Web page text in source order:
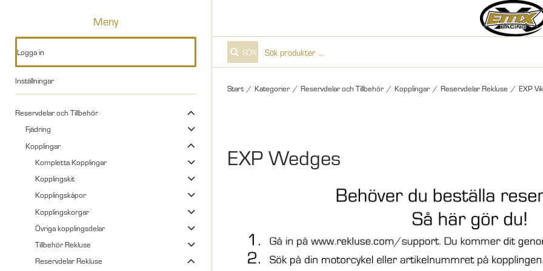
Meny
Logga in
Inställningar
Reservdelar och Tillbehör
Fjädring
Kopplingar
Kompletta Kopplingar
Kopplingskit
Kopplingskåpor
Kopplingskorgar
Övriga kopplingsdelar
Tillbehör Rekluse
Reservdelar Rekluse
SÖK
Start / Kategorier / Reservdelar och Tillbehör / Kopplingar / Reservdelar Rekluse / EXP
EXP Wedges